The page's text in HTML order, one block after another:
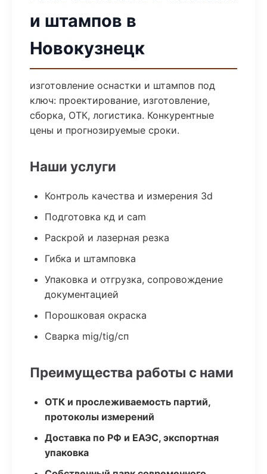
и штампов в
Новокузнецк
изготовление оснастки и штампов под
ключ: проектирование, изготовление,
сборка, ОТК, логистика. Конкурентные
цены и прогнозируемые сроки.
Наши услуги
Контроль качества и измерения 3d
Подготовка кд и cam
Раскрой и лазерная резка
Гибка и штамповка
Упаковка и отгрузка, сопровождение
документацией
Порошковая окраска
Сварка mig/tig/сп
Преимущества работы с нами
ОТК и прослеживаемость партий,
протоколы измерений
Доставка по РФ и ЕАЭС, экспортная
упаковка